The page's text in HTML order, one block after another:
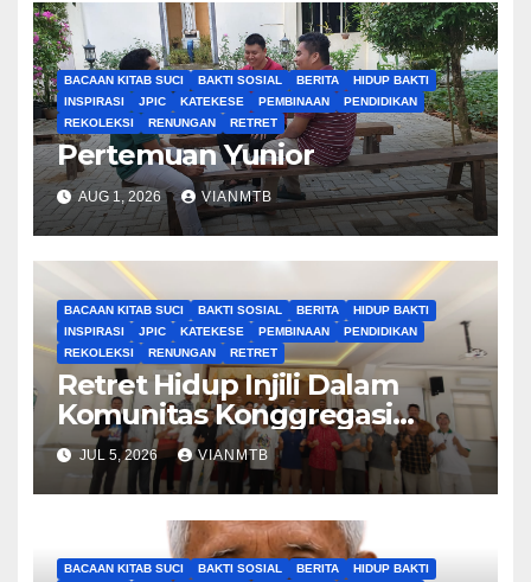
BACAAN KITAB SUCI BAKTI SOSIAL BERITA
HIDUP BAKTI
INSPIRASI
JPIC KATEKESE PEMBINAAN
PENDIDIKAN
REKOLEKSI
RENUNGAN RETRET
Pertemuan Yunior
AUG 1, 2026 VIANMTB
BACAAN KITAB SUCI BAKTI SOSIAL BERITA
HIDUP BAKTI
INSPIRASI
JPIC KATEKESE PEMBINAAN
PENDIDIKAN
REKOLEKSI
RENUNGAN RETRET
Retret Hidup Injili Dalam
Komunitas Konggregasi
Bruder Maria Tak Bernoda
JUL 5, 2026 VIANMTB
BACAAN KITAB SUCI BAKTI SOSIAL BERITA HIDUP BAKTI